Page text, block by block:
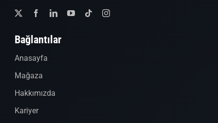
Bağlantılar
Anasayfa
Mağaza
Hakkımızda
Kariyer